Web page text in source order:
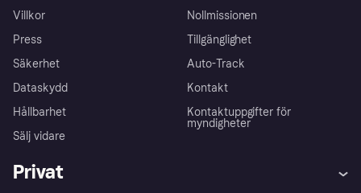
Villkor
Press
Säkerhet
Dataskydd
Hållbarhet
Sälj vidare
Nollmissionen
Tillgänglighet
Auto-Track
Kontakt
Kontaktuppgifter för
myndigheter
Privat